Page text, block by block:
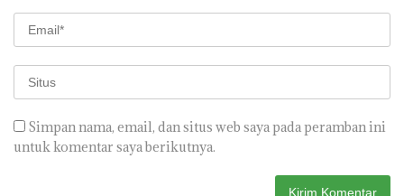
Simpan nama, email, dan situs web saya pada peramban ini
untuk komentar saya berikutnya.